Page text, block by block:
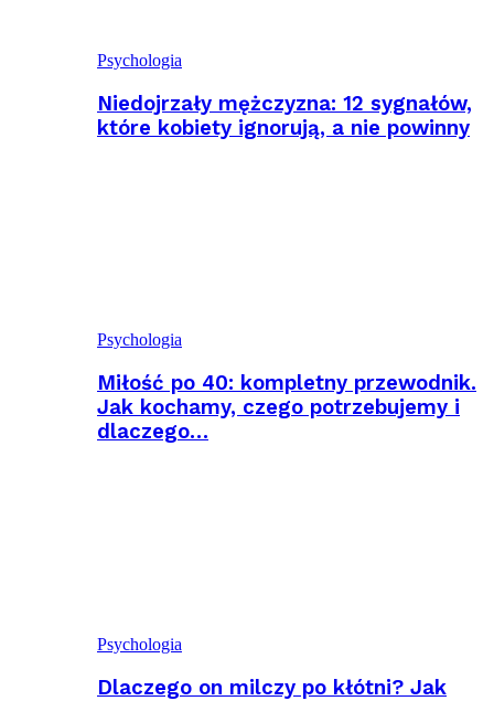
Psychologia
Niedojrzały mężczyzna: 12 sygnałów,
które kobiety ignorują, a nie powinny
Psychologia
Miłość po 40: kompletny przewodnik.
Jak kochamy, czego potrzebujemy i
dlaczego…
Psychologia
Dlaczego on milczy po kłótni? Jak